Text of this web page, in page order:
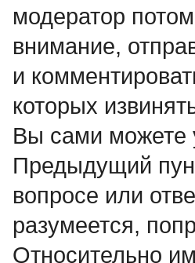
модератор
внимание,
и
которых
Вы сами можете
Предыдущий
вопросе или
разумеется,
Относительно